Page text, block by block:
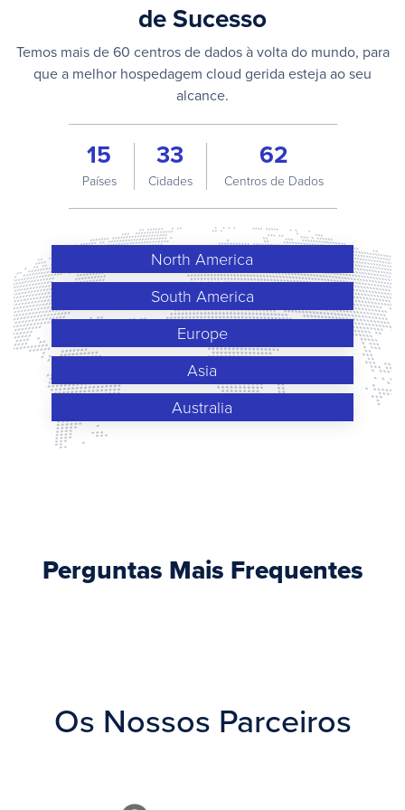
de Sucesso
Temos mais de 60 centros de dados à volta do mundo, para
que a melhor hospedagem cloud gerida esteja ao seu
alcance.
15
Países
33
Cidades
62
Centros de Dados
North America
South America
Europe
Asia
Australia
Perguntas Mais Frequentes
Os Nossos Parceiros